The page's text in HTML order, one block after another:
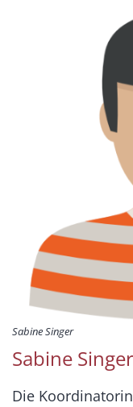
Sabine Singer
Sabine Singer
Die